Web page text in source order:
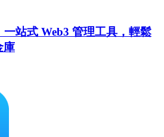
站式 Web3 管理工具，輕鬆
庫